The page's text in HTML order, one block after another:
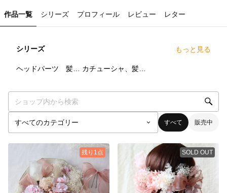
作品一覧 シリーズ プロフィール レビュー レター
シリーズ もっと見る
すべて 販売中
残り1点 SOLD OUT